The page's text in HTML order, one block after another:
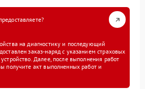
на диагностику и последующий
заказ-наряд с указанием страховых
Далее, после выполнения работ
получите акт выполненных работ и